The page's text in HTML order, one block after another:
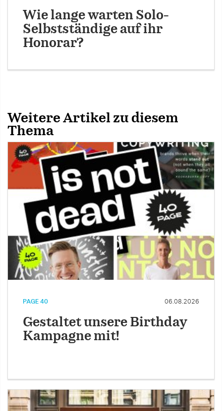
Wie lange warten Solo-
Selbstständige auf ihr
Honorar?
Weitere Artikel zu diesem
Thema
PAGE 40 06.08.2026
Gestaltet unsere Birthday
Kampagne mit!